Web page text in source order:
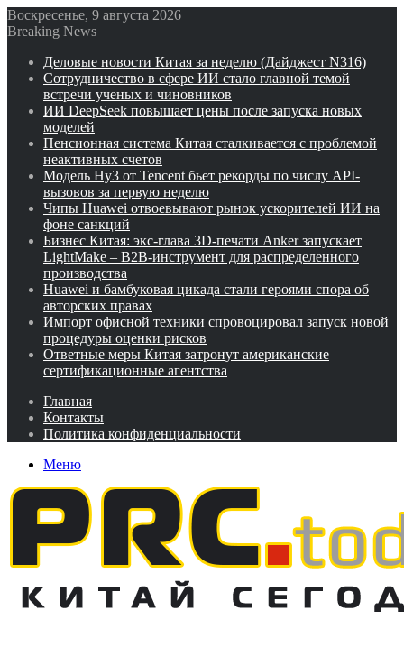
Воскресенье, 9 августа 2026
Breaking News
Деловые новости Китая за неделю (Дайджест N316)
Сотрудничество в сфере ИИ стало главной темой
встречи ученых и чиновников
ИИ DeepSeek повышает цены после запуска новых
моделей
Пенсионная система Китая сталкивается с проблемой
неактивных счетов
Модель Hy3 от Tencent бьет рекорды по числу API-
вызовов за первую неделю
Чипы Huawei отвоевывают рынок ускорителей ИИ на
фоне санкций
Бизнес Китая: экс-глава 3D-печати Anker запускает
LightMake – B2B-инструмент для распределенного
производства
Huawei и бамбуковая цикада стали героями спора об
авторских правах
Импорт офисной техники спровоцировал запуск новой
процедуры оценки рисков
Ответные меры Китая затронут американские
сертификационные агентства
Главная
Контакты
Политика конфиденциальности
Меню